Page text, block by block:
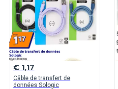
€ 1,17
Câble de transfert de
données Sologic